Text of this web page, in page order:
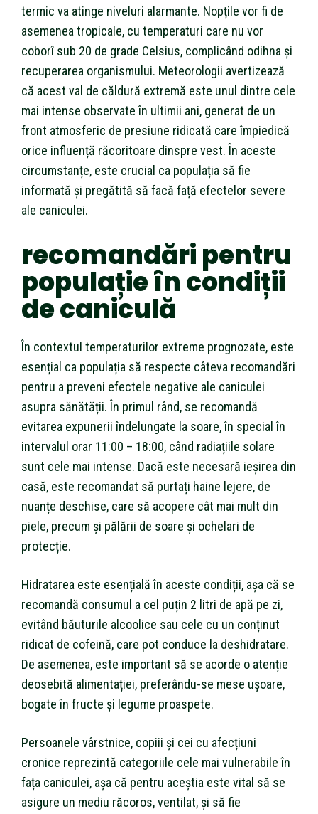
termic va atinge niveluri alarmante. Nopțile vor fi de
asemenea tropicale, cu temperaturi care nu vor
coborî sub 20 de grade Celsius, complicând odihna și
recuperarea organismului. Meteorologii avertizează
că acest val de căldură extremă este unul dintre cele
mai intense observate în ultimii ani, generat de un
front atmosferic de presiune ridicată care împiedică
orice influență răcoritoare dinspre vest. În aceste
circumstanțe, este crucial ca populația să fie
informată și pregătită să facă față efectelor severe
ale caniculei.
recomandări pentru
populație în condiții
de caniculă
În contextul temperaturilor extreme prognozate, este
esențial ca populația să respecte câteva recomandări
pentru a preveni efectele negative ale caniculei
asupra sănătății. În primul rând, se recomandă
evitarea expunerii îndelungate la soare, în special în
intervalul orar 11:00 – 18:00, când radiațiile solare
sunt cele mai intense. Dacă este necesară ieșirea din
casă, este recomandat să purtați haine lejere, de
nuanțe deschise, care să acopere cât mai mult din
piele, precum și pălării de soare și ochelari de
protecție.
Hidratarea este esențială în aceste condiții, așa că se
recomandă consumul a cel puțin 2 litri de apă pe zi,
evitând băuturile alcoolice sau cele cu un conținut
ridicat de cofeină, care pot conduce la deshidratare.
De asemenea, este important să se acorde o atenție
deosebită alimentației, preferându-se mese ușoare,
bogate în fructe și legume proaspete.
Persoanele vârstnice, copiii și cei cu afecțiuni
cronice reprezintă categoriile cele mai vulnerabile în
fața caniculei, așa că pentru aceștia este vital să se
asigure un mediu răcoros, ventilat, și să fie